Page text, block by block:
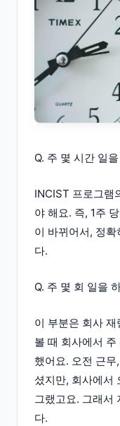
Q. 주 몇 시간 일
INCIST 프로그램
야 해요. 즉, 1주
이 바뀌어서, 정
다.
Q. 주 몇 회 일을
이 부분은 회사
볼 때 회사에서
했어요. 오전 근
셨지만, 회사에서
그랬고요. 그래서
다.